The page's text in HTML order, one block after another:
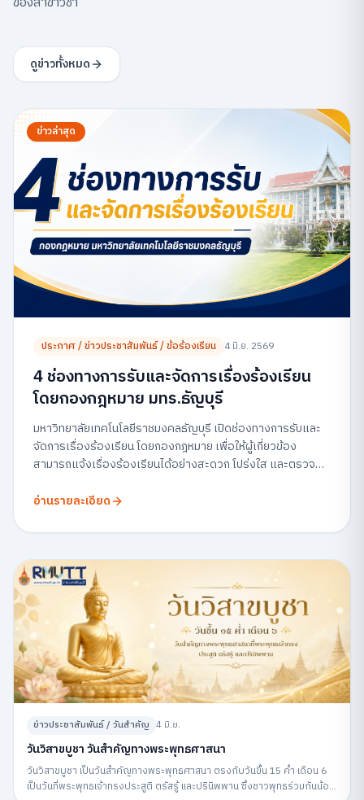
ดูข่าวทั้งหมด
ข่าวล่าสุด
ประกาศ / ข่าวประชาสัมพันธ์ / ข้อร้องเรียน 4 มิ.ย. 2569
4 ช่องทางการรับและจัดการเรื่องร้องเรียน
โดยกองกฎหมาย มทร.ธัญบุรี
มหาวิทยาลัยเทคโนโลยีราชมงคลธัญบุรี เปิดช่องทางการรับและ
จัดการเรื่องร้องเรียน โดยกองกฎหมาย เพื่อให้ผู้เกี่ยวข้อง
สามารถแจ้งเรื่องร้องเรียนได้อย่างสะดวก โปร่งใส และตรวจ
อ่านรายละเอียด
ข่าวประชาสัมพันธ์ / วันสำคัญ 4 มิ.ย.
วันวิสาขบูชา วันสำคัญทางพระพุทธศาสนา
วันวิสาขบูชา เป็นวันสำคัญทางพระพุทธศาสนา ตรงกับวันขึ้น 15 ค่ำ เดือน 6
เป็นวันที่พระพุทธเจ้าทรงประสูติ ตรัสรู้ และปรินิพพาน ซึ่งชาวพุทธร่วมกันน้อม